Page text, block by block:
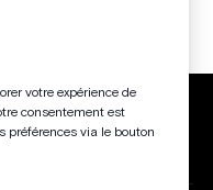
votre expérience de
consentement est
préférences via le bouton
Conditions générales